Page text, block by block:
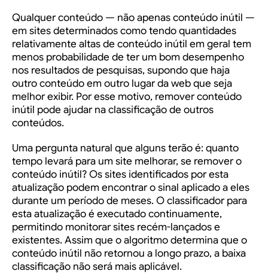
Qualquer conteúdo — não apenas conteúdo inútil —
em sites determinados como tendo quantidades
relativamente altas de conteúdo inútil em geral tem
menos probabilidade de ter um bom desempenho
nos resultados de pesquisas, supondo que haja
outro conteúdo em outro lugar da web que seja
melhor exibir. Por esse motivo, remover conteúdo
inútil pode ajudar na classificação de outros
conteúdos.
Uma pergunta natural que alguns terão é:quanto
tempo levará para um site melhorar, se remover o
conteúdo inútil?Os sites identificados por esta
atualização podem encontrar o sinal aplicado a eles
durante um período de meses. O classificador para
esta atualização é executado continuamente,
permitindo monitorar sites recém-lançados e
existentes. Assim que o algoritmo determina que o
conteúdo inútil não retornou a longo prazo, a baixa
classificação não será mais aplicável.